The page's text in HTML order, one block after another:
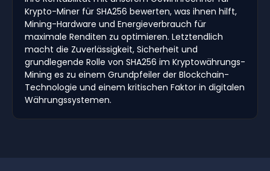
Krypto-Miner für SHA256 bewerten, was ihnen hilft,
Mining-Hardware und Energieverbrauch für
maximale Renditen zu optimieren. Letztendlich
macht die Zuverlässigkeit, Sicherheit und
grundlegende Rolle von SHA256 im Kryptowährungs-
Mining es zu einem Grundpfeiler der Blockchain-
Technologie und einem kritischen Faktor in digitalen
Währungssystemen.